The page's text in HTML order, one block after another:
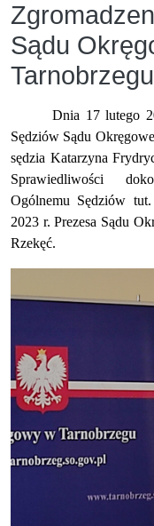
Sądu
Tarnobrzegu
Dnia 17 lutego
Sędziów Sądu
sędzia Katarzyna
Sprawiedliwości
Ogólnemu Sędziów
2023 r. Prezesa Sądu
Rzekęć.